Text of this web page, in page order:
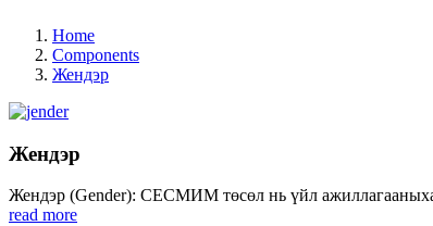
Home
Components
Жендэр
Жендэр
Жендэр (Gender): СЕСМИМ төсөл нь үйл
read more